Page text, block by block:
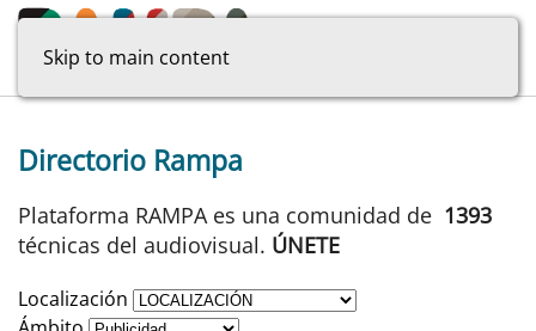
Skip to main content
Directorio Rampa
Plataforma RAMPA es una comunidad de 1393
técnicas del audiovisual. ÚNETE
Localización